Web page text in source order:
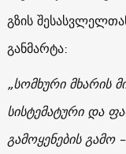
გზის
განმარტა:
„სომხური მხარის
სისტემატური და
გამოყენების გამო